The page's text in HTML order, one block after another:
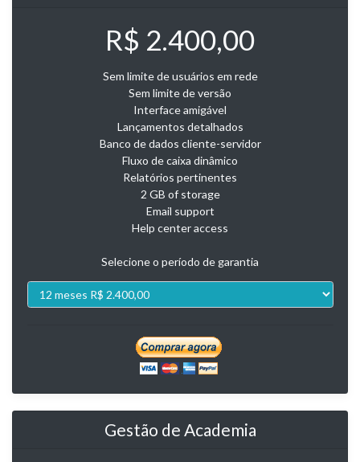
R$ 2.400,00
Sem limite de usuários em rede
Sem limite de versão
Interface amigável
Lançamentos detalhados
Banco de dados cliente-servidor
Fluxo de caixa dinâmico
Relatórios pertinentes
2 GB of storage
Email support
Help center access
Selecione o período de garantia
Gestão de Academia